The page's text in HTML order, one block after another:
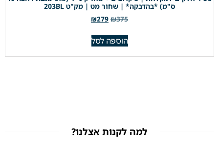
ס"מ) *בהדבקה* | שחור מט | מק"ט 203BL
₪375
₪279
הוספה לסל
למה לקנות אצלנו?